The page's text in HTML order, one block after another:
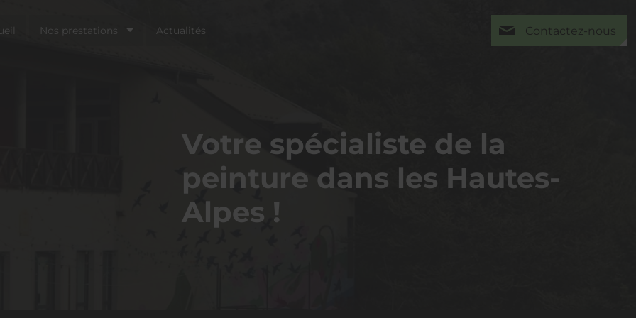
Votre spécialiste de la
peinture dans les Hautes-
Alpes !
Nos prestations Actualités Contactez-nous